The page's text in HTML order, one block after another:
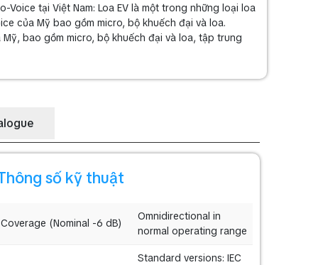
tại Việt Nam: Loa EV là một trong những loại loa
của Mỹ bao gồm micro, bộ khuếch đại và loa.
bao gồm micro, bộ khuếch đại và loa, tập trung
số kỹ thuật
Coverage (Nominal -6 dB)
Omnidirectional in
normal operating range
Standard versions: IEC